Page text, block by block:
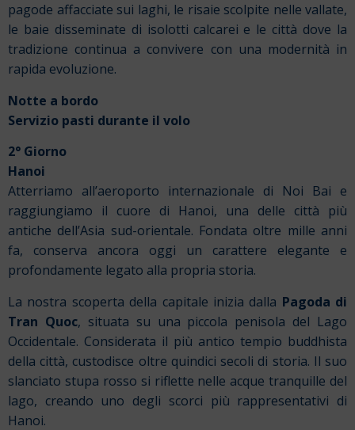
pagode affacciate sui laghi, le risaie scolpite nelle vallate,
le baie disseminate di isolotti calcarei e le città dove la
tradizione continua a convivere con una modernità in
rapida evoluzione.
Notte a bordo
Servizio pasti durante il volo
2° Giorno
Hanoi
Atterriamo all’aeroporto internazionale di Noi Bai e
raggiungiamo il cuore di Hanoi, una delle città più
antiche dell’Asia sud-orientale. Fondata oltre mille anni
fa, conserva ancora oggi un carattere elegante e
profondamente legato alla propria storia.
La nostra scoperta della capitale inizia dalla Pagoda di
Tran Quoc, situata su una piccola penisola del Lago
Occidentale. Considerata il più antico tempio buddhista
della città, custodisce oltre quindici secoli di storia. Il suo
slanciato stupa rosso si riflette nelle acque tranquille del
lago, creando uno degli scorci più rappresentativi di
Hanoi.